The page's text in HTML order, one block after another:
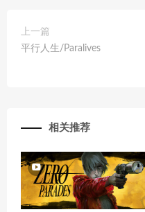
上一篇
平行人生/Paralives
相关推荐